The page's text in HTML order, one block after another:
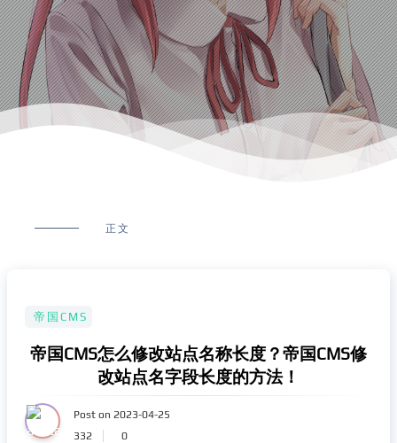
正文
帝国CMS
帝国CMS怎么修改站点名称长度？帝国CMS修
改站点名字段长度的方法！
Post on 2023-04-25
332
0